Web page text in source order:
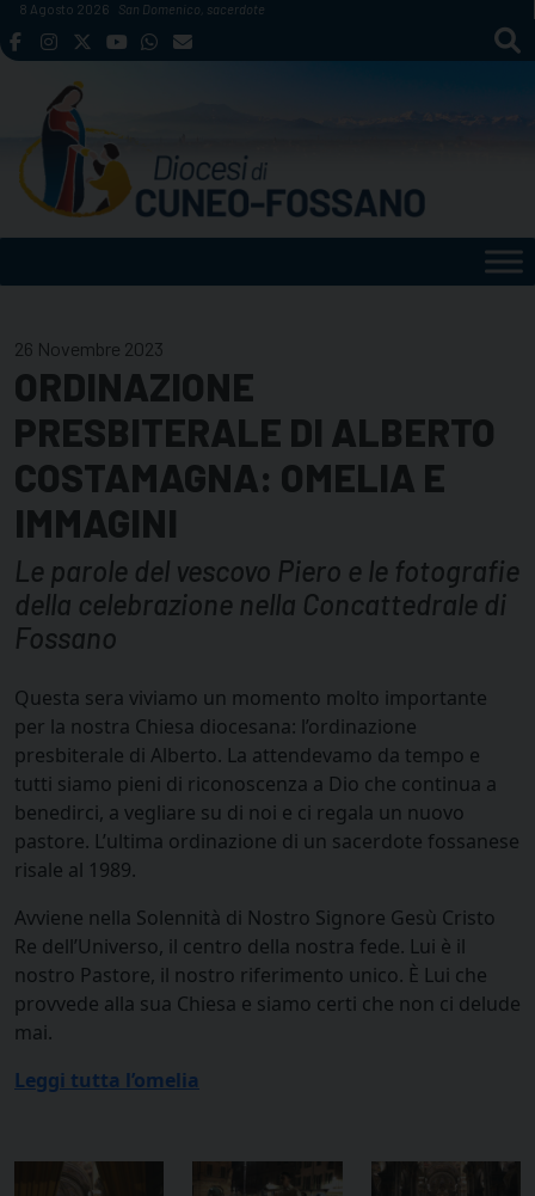
Skip
to
8 Agosto 2026 San Domenico, sacerdote
26 Novembre 2023
ORDINAZIONE
PRESBITERALE DI ALBERTO
COSTAMAGNA: OMELIA E
IMMAGINI
Le parole del vescovo Piero e le fotografie
della celebrazione nella Concattedrale di
Fossano
Questa sera viviamo un momento molto importante
per la nostra Chiesa diocesana: l’ordinazione
presbiterale di Alberto. La attendevamo da tempo e
tutti siamo pieni di riconoscenza a Dio che continua a
benedirci, a vegliare su di noi e ci regala un nuovo
pastore. L’ultima ordinazione di un sacerdote fossanese
risale al 1989.
Avviene nella Solennità di Nostro Signore Gesù Cristo
Re dell’Universo, il centro della nostra fede. Lui è il
nostro Pastore, il nostro riferimento unico. È Lui che
provvede alla sua Chiesa e siamo certi che non ci delude
mai.
Leggi tutta l’omelia